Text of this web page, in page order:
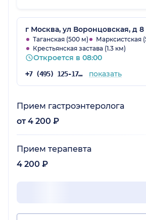
приятно находиться, хоть и в
Оборудование у них только
процедуры можно на месте
гигиена на высшем уровне. Ну
платить надо, так и в
только на словах у нас
г Москва, ул Воронцовская, д 8
Таганская (500 м)
Марксистская
Крестьянская застава (1.3 км)
Откроется в 08:00
+7 (495) 125-17-00 показать
Прием гастроэнтеролога
от 4 200 ₽
Прием терапевта
4 200 ₽